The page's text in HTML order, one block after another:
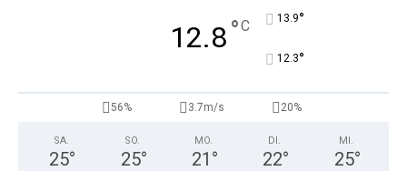
12.8°C 13.9°
12.3°
56% 3.7m/s 20%
SA.
25°
SO.
25°
MO.
21 °
DI.
22°
MI.
25°